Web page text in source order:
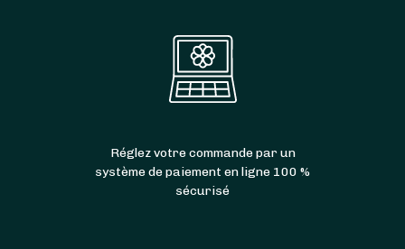
Réglez votre commande par un
système de paiement en ligne 100 %
sécurisé